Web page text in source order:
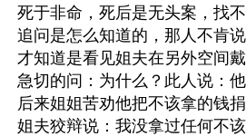
死于非命，死后是无头案，找
追问是怎么知道的，那人不肯
才知道是看见姐夫在另外空间
急切的问：为什么？此人说：
后来姐姐苦劝他把不该拿的钱
姐夫狡辩说：我没拿过任何不该